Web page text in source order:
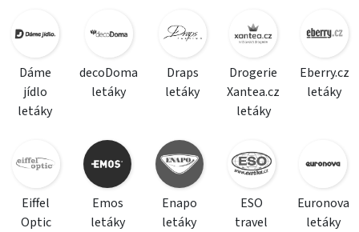
Dáme
jídlo
letáky
decoDoma
letáky
Draps
letáky
Drogerie
Xantea.cz
letáky
Eberry.cz
letáky
Eiffel
Optic
Emos
letáky
Enapo
letáky
ESO
travel
Euronova
letáky